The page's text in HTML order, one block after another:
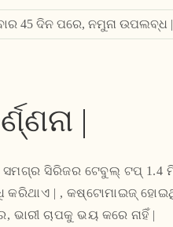
45 ଦିନ ପରେ, ନମୁନା ଉପଲବ୍ଧ |
|
ସମଗ୍ର ସିରିଜର ଟେବୁଲ୍ ଟପ୍
କରିଥାଏ | , କଷ୍ଟୋମାଇଜ୍
ଭାରୀ ଚାପକୁ ଭୟ କରେ ନାହିଁ |